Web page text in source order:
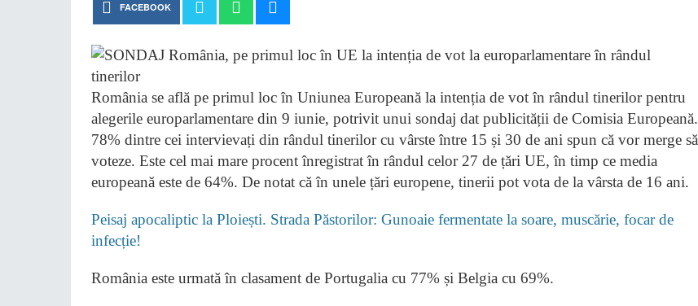
FACEBOOK
România se află pe primul loc în Uniunea Europeană la intenția de vot în rândul tinerilor pentru
alegerile europarlamentare din 9 iunie, potrivit unui sondaj dat publicității de Comisia Europeană.
78% dintre cei intervievați din rândul tinerilor cu vârste între 15 și 30 de ani spun că vor merge să
voteze. Este cel mai mare procent înregistrat în rândul celor 27 de țări UE, în timp ce media
europeană este de 64%. De notat că în unele țări europene, tinerii pot vota de la vârsta de 16 ani.
Peisaj apocaliptic la Ploiești. Strada Păstorilor: Gunoaie fermentate la soare, muscărie, focar de
infecție!
România este urmată în clasament de Portugalia cu 77% și Belgia cu 69%.